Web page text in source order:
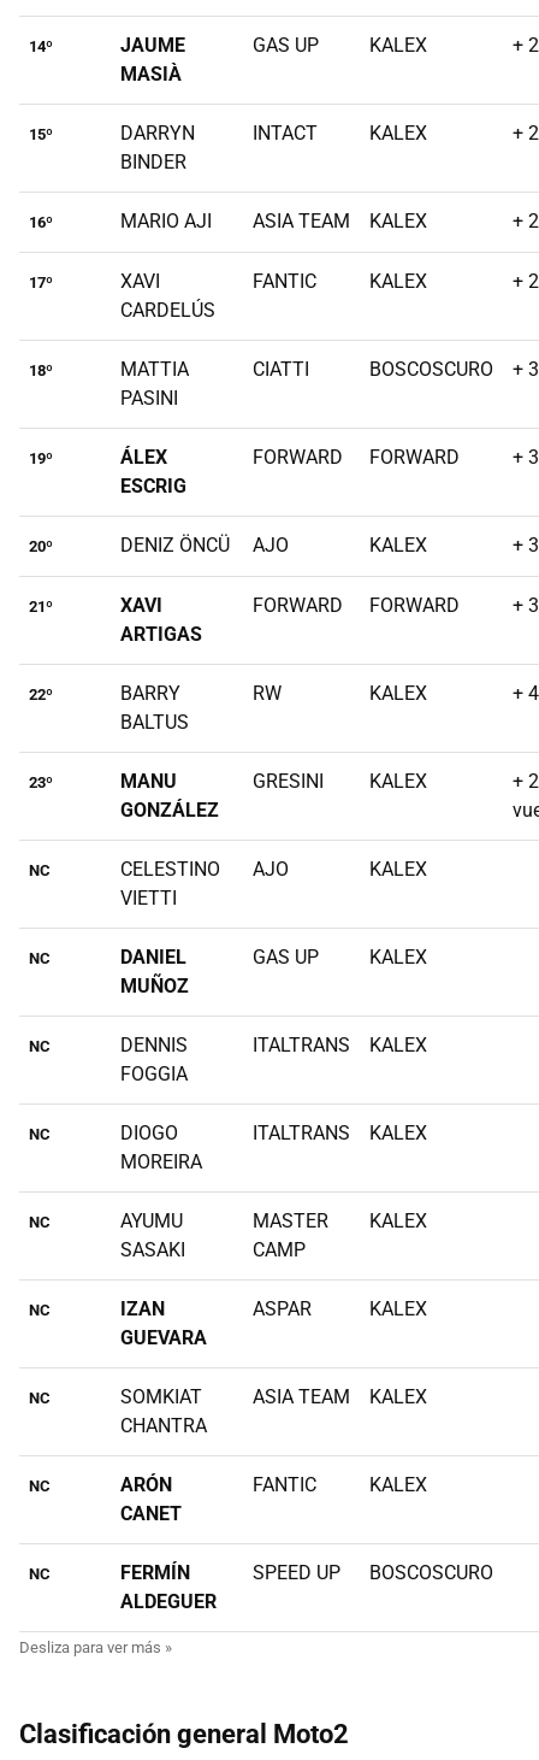
14º
JAUME
MASIÀ
GAS UP KALEX +
15º
DARRYN
BINDER
INTACT KALEX +
16º MARIO AJI ASIA TEAM KALEX +
17º
XAVI
CARDELÚS
FANTIC KALEX +
18º
MATTIA
PASINI
CIATTI BOSCOSCURO +
19º
ÁLEX
ESCRIG
FORWARD FORWARD +
20º DENIZ ÖNCÜ AJO KALEX +
21º
XAVI
ARTIGAS
FORWARD FORWARD +
22º
BARRY
BALTUS
RW KALEX +
23º
MANU
GONZÁLEZ
GRESINI KALEX
+ 2
NC
CELESTINO
VIETTI
AJO KALEX
NC
DANIEL
MUÑOZ
GAS UP KALEX
NC
DENNIS
FOGGIA
ITALTRANS KALEX
NC
DIOGO
MOREIRA
ITALTRANS KALEX
NC
AYUMU
SASAKI
MASTER
CAMP
KALEX
NC
IZAN
GUEVARA
ASPAR KALEX
NC
SOMKIAT
CHANTRA
ASIA TEAM KALEX
NC
ARÓN
CANET
FANTIC KALEX
NC
FERMÍN
ALDEGUER
SPEED UP BOSCOSCURO
Clasificación general Moto2